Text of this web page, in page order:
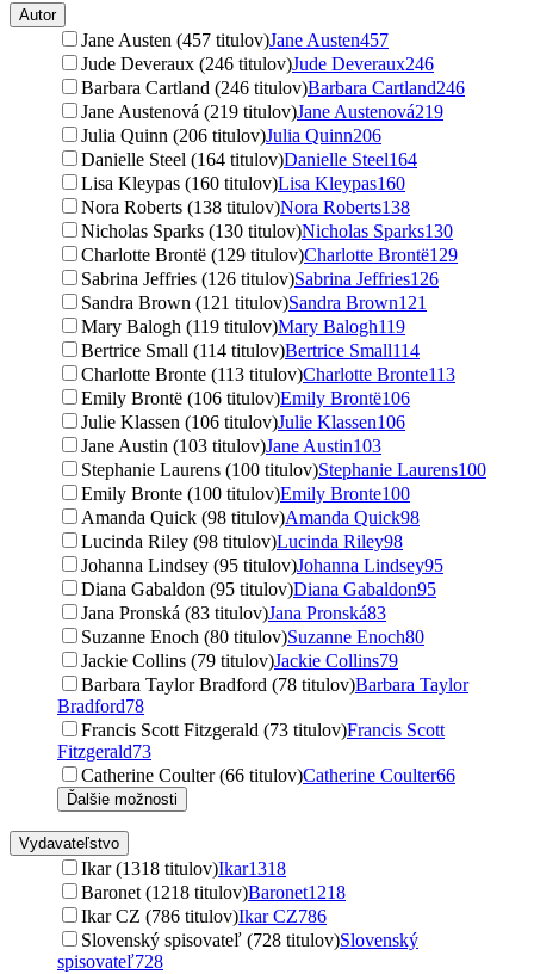
Autor
Jane Austen (457 titulov)Jane Austen457
Jude Deveraux (246 titulov)Jude Deveraux246
Barbara Cartland (246 titulov)Barbara Cartland246
Jane Austenová (219 titulov)Jane Austenová219
Julia Quinn (206 titulov)Julia Quinn206
Danielle Steel (164 titulov)Danielle Steel164
Lisa Kleypas (160 titulov)Lisa Kleypas160
Nora Roberts (138 titulov)Nora Roberts138
Nicholas Sparks (130 titulov)Nicholas Sparks130
Charlotte Brontë (129 titulov)Charlotte Brontë129
Sabrina Jeffries (126 titulov)Sabrina Jeffries126
Sandra Brown (121 titulov)Sandra Brown121
Mary Balogh (119 titulov)Mary Balogh119
Bertrice Small (114 titulov)Bertrice Small114
Charlotte Bronte (113 titulov)Charlotte Bronte113
Emily Brontë (106 titulov)Emily Brontë106
Julie Klassen (106 titulov)Julie Klassen106
Jane Austin (103 titulov)Jane Austin103
Stephanie Laurens (100 titulov)Stephanie Laurens100
Emily Bronte (100 titulov)Emily Bronte100
Amanda Quick (98 titulov)Amanda Quick98
Lucinda Riley (98 titulov)Lucinda Riley98
Johanna Lindsey (95 titulov)Johanna Lindsey95
Diana Gabaldon (95 titulov)Diana Gabaldon95
Jana Pronská (83 titulov)Jana Pronská83
Suzanne Enoch (80 titulov)Suzanne Enoch80
Jackie Collins (79 titulov)Jackie Collins79
Barbara Taylor Bradford (78 titulov)Barbara Taylor
Bradford78
Francis Scott Fitzgerald (73 titulov)Francis Scott
Fitzgerald73
Catherine Coulter (66 titulov)Catherine Coulter66
Ďalšie možnosti
Vydavateľstvo
Ikar (1318 titulov)Ikar1318
Baronet (1218 titulov)Baronet1218
Ikar CZ (786 titulov)Ikar CZ786
Slovenský spisovateľ (728 titulov)Slovenský
spisovateľ728